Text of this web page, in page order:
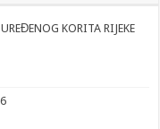
KORITA RIJEKE